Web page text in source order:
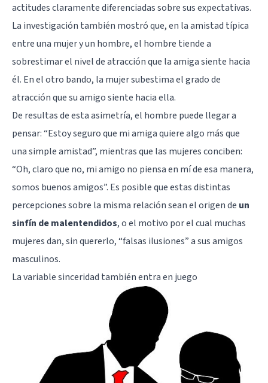
actitudes claramente diferenciadas sobre sus expectativas.
La investigación también mostró que, en la amistad típica
entre una mujer y un hombre, el hombre tiende a
sobrestimar el nivel de atracción que la amiga siente hacia
él. En el otro bando, la mujer subestima el grado de
atracción que su amigo siente hacia ella.
De resultas de esta asimetría, el hombre puede llegar a
pensar: “Estoy seguro que mi amiga quiere algo más que
una simple amistad”, mientras que las mujeres conciben:
“Oh, claro que no, mi amigo no piensa en mí de esa manera,
somos buenos amigos”. Es posible que estas distintas
percepciones sobre la misma relación sean el origen de un
sinfín de malentendidos, o el motivo por el cual muchas
mujeres dan, sin quererlo, “falsas ilusiones” a sus amigos
masculinos.
La variable sinceridad también entra en juego